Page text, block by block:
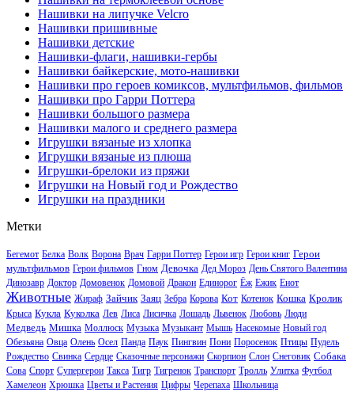
Нашивки на липучке Velcro
Нашивки пришивные
Нашивки детские
Нашивки-флаги, нашивки-гербы
Нашивки байкерские, мото-нашивки
Нашивки про героев комиксов, мультфильмов, фильмов
Нашивки про Гарри Поттера
Нашивки большого размера
Нашивки малого и среднего размера
Игрушки вязаные из хлопка
Игрушки вязаные из плюша
Игрушки-брелоки из пряжи
Игрушки на Новый год и Рождество
Игрушки на праздники
Метки
Бегемот Белка Волк Ворона Врач Гарри Поттер Герои игр Герои книг Герои
мультфильмов Герои фильмов Гном Девочка Дед Мороз День Святого Валентина
Динозавр Доктор Домовенок Домовой Дракон Единорог Ёж Ежик Енот
Животные Жираф Зайчик Заяц Зебра Корова Кот Котенок Кошка Кролик
Крыса Кукла Куколка Лев Лиса Лисичка Лошадь Львенок Любовь Люди
Медведь Мишка Моллюск Музыка Музыкант Мышь Насекомые Новый год
Обезьяна Овца Олень Осел Панда Паук Пингвин Пони Поросенок Птицы Пудель
Рождество Свинка Сердце Сказочные персонажи Скорпион Слон Снеговик Собака
Сова Спорт Супергерои Такса Тигр Тигренок Транспорт Тролль Улитка Футбол
Хамелеон Хрюшка Цветы и Растения Цифры Черепаха Школьница